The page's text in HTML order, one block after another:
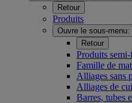
Retour
Produits
Ouvre le sous-menu:
Retour
Produits
Famille de
Alliages sans
Alliages de
Barres, tubes